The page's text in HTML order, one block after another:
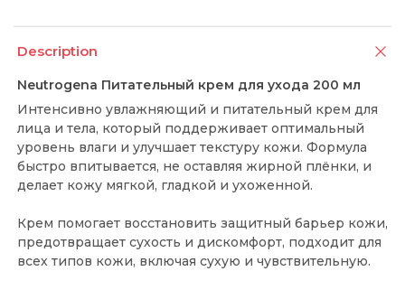
Description
Neutrogena Питательный крем для ухода 200 мл
Интенсивно увлажняющий и питательный крем для
лица и тела, который поддерживает оптимальный
уровень влаги и улучшает текстуру кожи. Формула
быстро впитывается, не оставляя жирной плёнки, и
делает кожу мягкой, гладкой и ухоженной.
Крем помогает восстановить защитный барьер кожи,
предотвращает сухость и дискомфорт, подходит для
всех типов кожи, включая сухую и чувствительную.